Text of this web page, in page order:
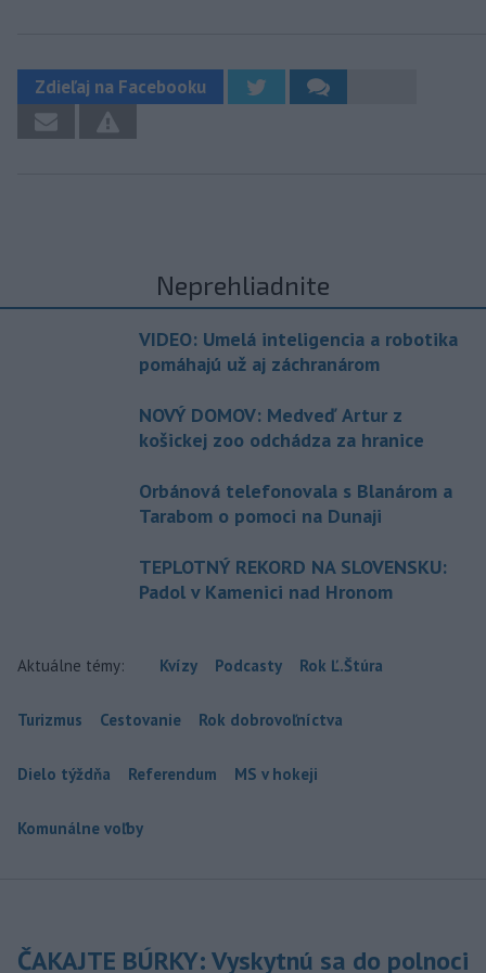
Zdieľaj na Facebooku
Neprehliadnite
VIDEO: Umelá inteligencia a robotika
pomáhajú už aj záchranárom
NOVÝ DOMOV: Medveď Artur z
košickej zoo odchádza za hranice
Orbánová telefonovala s Blanárom a
Tarabom o pomoci na Dunaji
TEPLOTNÝ REKORD NA SLOVENSKU:
Padol v Kamenici nad Hronom
Aktuálne témy: Kvízy Podcasty Rok Ľ.Štúra
Turizmus Cestovanie Rok dobrovoľníctva
Dielo týždňa Referendum MS v hokeji
Komunálne voľby
ČAKAJTE BÚRKY: Vyskytnú sa do polnoci